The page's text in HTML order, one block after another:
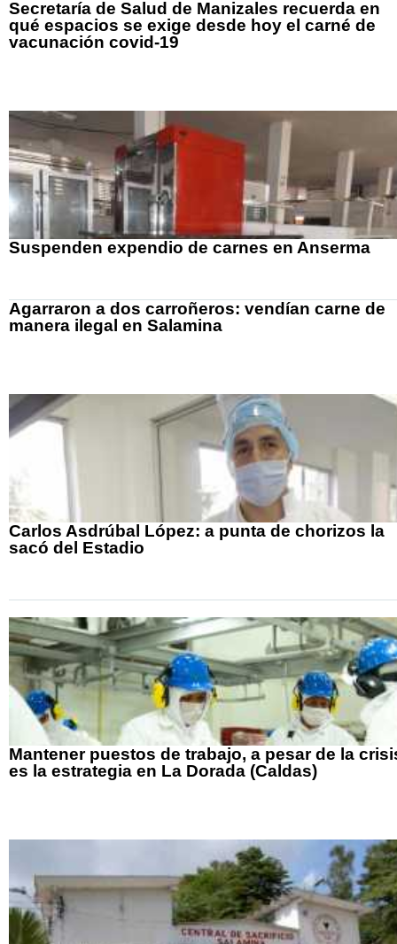
Secretaría de Salud de Manizales recuerda en
qué espacios se exige desde hoy el carné de
vacunación covid-19
Suspenden expendio de carnes en Anserma
Agarraron a dos carroñeros: vendían carne de
manera ilegal en Salamina
Carlos Asdrúbal López: a punta de chorizos la
sacó del Estadio
Mantener puestos de trabajo, a pesar de la
es la estrategia en La Dorada (Caldas)